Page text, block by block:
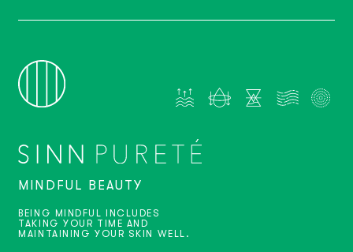
MINDFUL BEAUTY
BEING MINDFUL INCLUDES
TAKING YOUR TIME AND
MAINTAINING YOUR SKIN WELL.